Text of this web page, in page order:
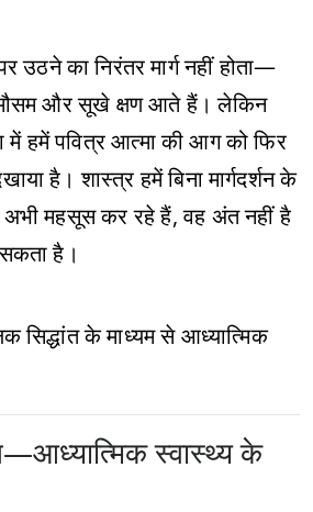
उठने का निरंतर मार्ग नहीं होता—
मौसम और सूखे क्षण आते हैं। लेकिन
में हमें पवित्र आत्मा की आग को फिर
है। शास्त्र हमें बिना मार्गदर्शन के
महसूस कर रहे हैं, वह अंत नहीं है
है।
सिद्धांत के माध्यम से आध्यात्मिक
स्वास्थ्य के